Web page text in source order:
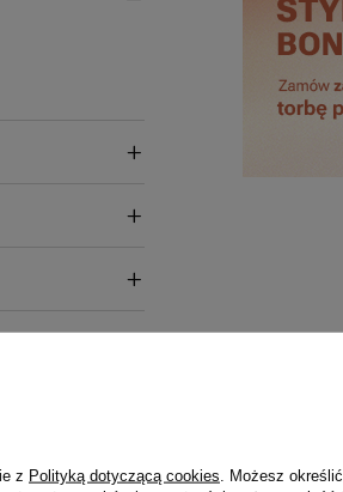
z Polityką dotyczącą cookies . Możesz